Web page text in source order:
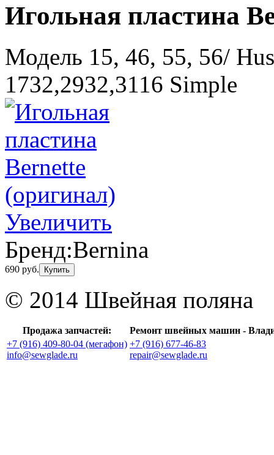
Игольная пластина
Модель 15, 46, 55, 56/
1732,2932,3116 Simple
Увеличить
Бренд:Bernina
690 руб. Купить
© 2014 Швейная поляна
Продажа запчастей:
Ремонт швейных машин -
+7 (916) 409-80-04 (мегафон)
info@sewglade.ru
+7 (916) 677-46-83
repair@sewglade.ru